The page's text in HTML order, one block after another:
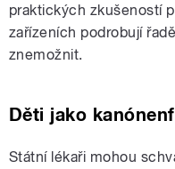
praktických zkušeností
zařízeních podrobují
znemožnit.
Děti jako
Státní lékaři mohou